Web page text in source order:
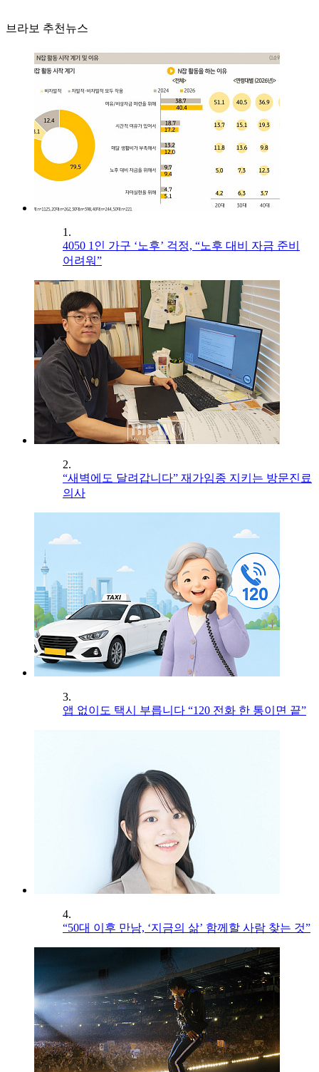
브라보 추천뉴스
1.
4050 1인 가구 ‘노후’ 걱정, “노후 대비 자금 준비
어려워”
2.
“새벽에도 달려갑니다” 재가임종 지키는 방문진료
의사
3.
앱 없이도 택시 부릅니다 “120 전화 한 통이면 끝”
4.
“50대 이후 만남, ‘지금의 삶’ 함께할 사람 찾는 것”